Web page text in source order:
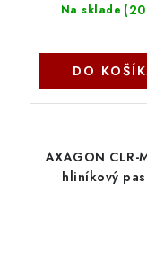
Na sklade (
DO
AXAGON CLR-
hliníkový